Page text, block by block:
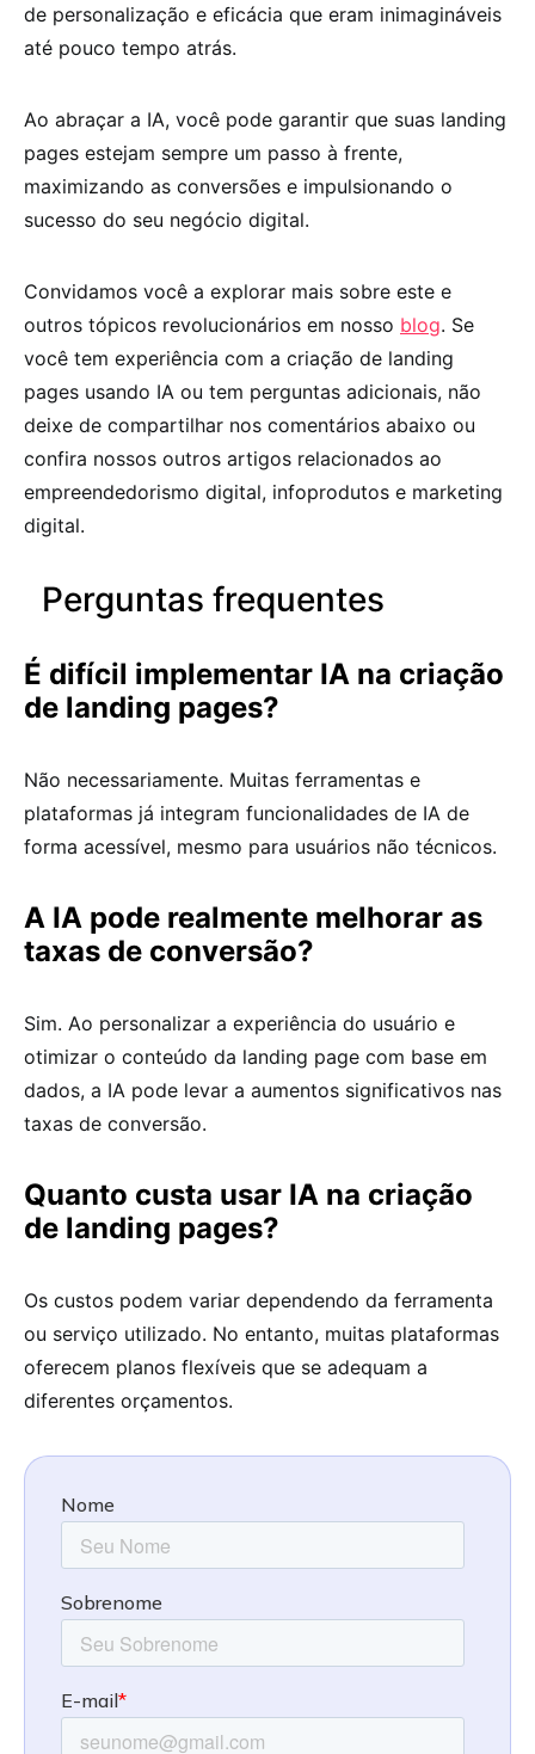
de personalização e eficácia que eram inimagináveis
até pouco tempo atrás.
Ao abraçar a IA, você pode garantir que suas landing
pages estejam sempre um passo à frente,
maximizando as conversões e impulsionando o
sucesso do seu negócio digital.
Convidamos você a explorar mais sobre este e
outros tópicos revolucionários em nosso blog. Se
você tem experiência com a criação de landing
pages usando IA ou tem perguntas adicionais, não
deixe de compartilhar nos comentários abaixo ou
confira nossos outros artigos relacionados ao
empreendedorismo digital, infoprodutos e marketing
digital.
Perguntas frequentes
É difícil implementar IA na criação
de landing pages?
Não necessariamente. Muitas ferramentas e
plataformas já integram funcionalidades de IA de
forma acessível, mesmo para usuários não técnicos.
A IA pode realmente melhorar as
taxas de conversão?
Sim. Ao personalizar a experiência do usuário e
otimizar o conteúdo da landing page com base em
dados, a IA pode levar a aumentos significativos nas
taxas de conversão.
Quanto custa usar IA na criação
de landing pages?
Os custos podem variar dependendo da ferramenta
ou serviço utilizado. No entanto, muitas plataformas
oferecem planos flexíveis que se adequam a
diferentes orçamentos.